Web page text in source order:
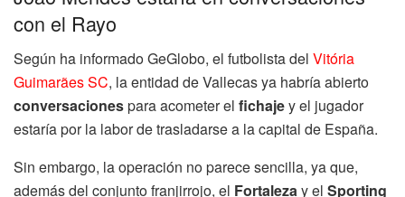
con el Rayo
Según ha informado GeGlobo, el futbolista del Vitória
Guimarães SC, la entidad de Vallecas ya habría abierto
conversacionespara acometer el fichajey el jugador
estaría por la labor de trasladarse a la capital de España.
Sin embargo, la operación no parece sencilla, ya que,
además del conjunto franjirrojo, el Fortalezay el Sporting